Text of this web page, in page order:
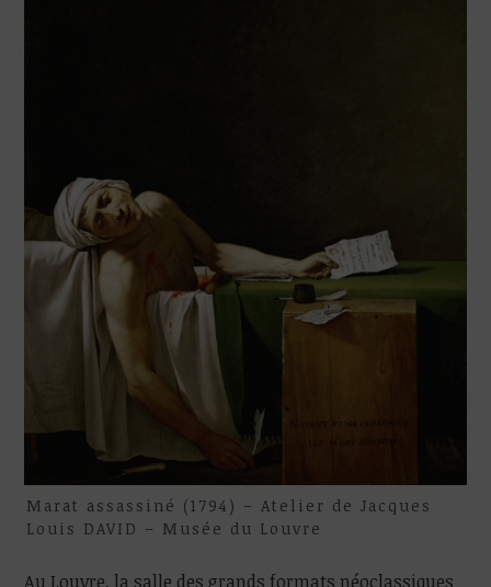
Marat assassiné (1794) – Atelier de Jacques
Louis DAVID – Musée du Louvre
Au Louvre, la salle des grands formats néoclassiques